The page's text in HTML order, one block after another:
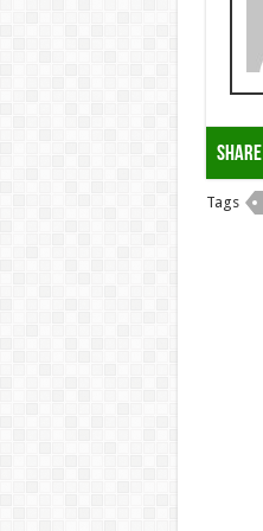
Share
Tags